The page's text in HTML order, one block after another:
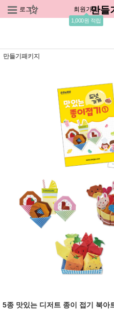
로그인 회원가입
1,000원 적립
만들
만들기패키지
5종 맛있는 디저트 종이 접기 북아